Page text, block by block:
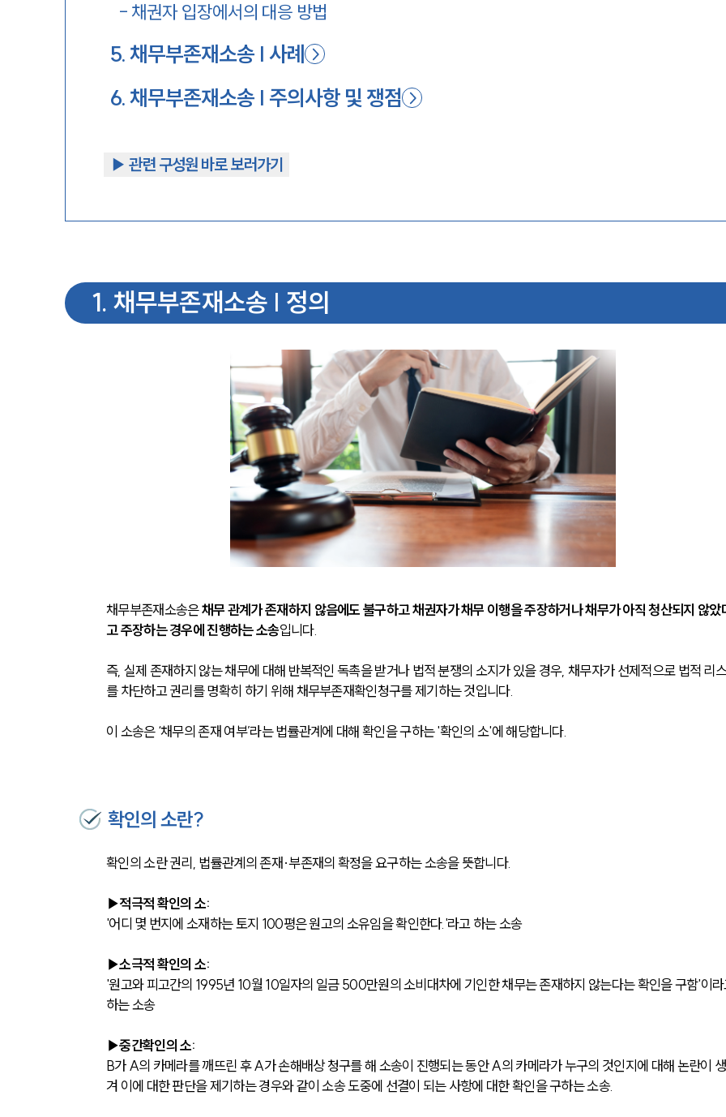
- 채권자 입장에서의 대응 방법
5.채무부존재소송 | 사례
6.채무부존재소송 | 주의사항 및 쟁점
▶︎ 관련 구성원 바로 보러가기
1. 채무부존재소송 | 정의
채무부존재소송은 채무 관계가 존재하지 않음에도 불구하고 채권자가 채무 이행을 주장하거나 채무가 아직 청산되지 않았
고 주장하는 경우에 진행하는 소송입니다.
즉, 실제 존재하지 않는 채무에 대해 반복적인 독촉을 받거나 법적 분쟁의 소지가 있을 경우, 채무자가 선제적으로 법적 리
를 차단하고 권리를 명확히 하기 위해 채무부존재확인청구를 제기하는 것입니다.
이 소송은 ‘채무의 존재 여부’라는 법률관계에 대해 확인을 구하는 '확인의 소'에 해당합니다.
확인의 소란?
확인의 소란 권리, 법률관계의 존재·부존재의 확정을 요구하는 소송을 뜻합니다.
▶적극적 확인의 소:
'어디 몇 번지에 소재하는 토지 100평은 원고의 소유임을 확인한다.'라고 하는 소송
▶소극적 확인의 소:
'원고와 피고간의 1995년 10월 10일자의 일금 500만원의 소비대차에 기인한 채무는 존재하지 않는다는 확인을 구함'이
하는 소송
▶중간확인의 소:
B가 A의 카메라를 깨뜨린 후 A가 손해배상 청구를 해 소송이 진행되는 동안 A의 카메라가 누구의 것인지에 대해 논란이 생
겨 이에 대한 판단을 제기하는 경우와 같이 소송 도중에 선결이 되는 사항에 대한 확인을 구하는 소송.